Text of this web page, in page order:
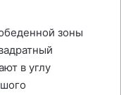
зоны
в углу